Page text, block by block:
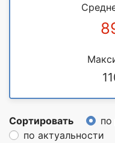
Сортировать по
по актуальности